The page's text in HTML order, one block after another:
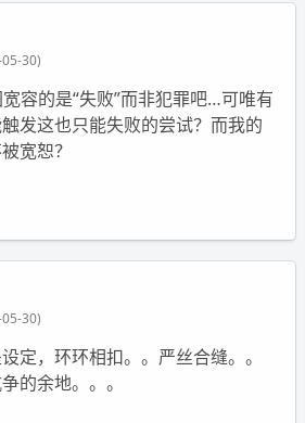
30)
容的是“失败”而非犯罪吧…可唯有
发这也只能失败的尝试？而我的
宽恕？
30)
定，环环相扣。。严丝合缝。。
的余地。。。